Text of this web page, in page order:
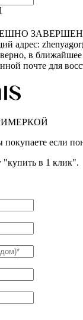
адрес:
верно, в
почте для
если
"купить в 1 клик".